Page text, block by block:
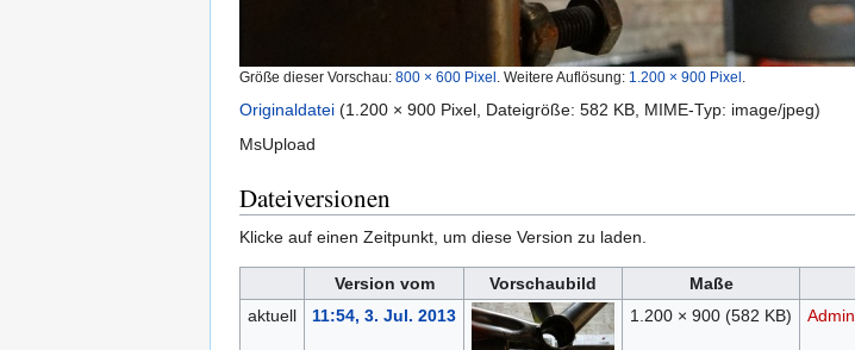
Größe dieser Vorschau: 800 × 600 Pixel Weitere Auflösung: 1.200 × 900 Pixel
Originaldatei (1.200 × 900 Pixel, Dateigröße: 582 KB, MIME-Typ: image/jpeg)
MsUpload
Dateiversionen
Klicke auf einen Zeitpunkt, um diese Version zu laden.
Version vom Vorschaubild Maße
aktuell
11:54, 3. Jul. 2013 1.200 × 900 (582 KB) Admin